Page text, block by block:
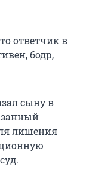
ответчик в
бодр,
сыну в
лишения